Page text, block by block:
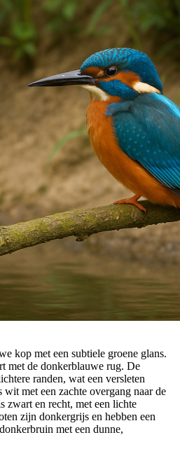
kop met een subtiele groene glans.
met de donkerblauwe rug. De
randen, wat een versleten
met een zachte overgang naar de
zwart en recht, met een lichte
zijn donkergrijs en hebben een
met een dunne,